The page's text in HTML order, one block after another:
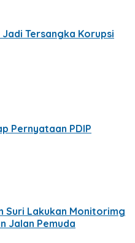
Tersangka Korupsi
Pernyataan PDIP
Suri Lakukan Monitorimg
Jalan Pemuda